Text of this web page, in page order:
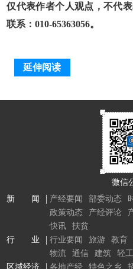
仅代表作者个人观点，不代
联系：010-65363056。
延伸阅读
微信
新 闻
产经要闻 部委动态
政策动态
产经评论
快讯
扶贫
行 业
行业要闻 旅游 教育
物流
通信 建筑 轻工
区域经济
各地产经 特色之乡